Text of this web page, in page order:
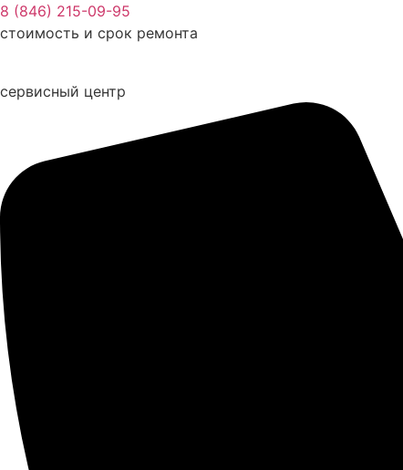
Перейти
к
8 (846) 215-09-95
стоимость и срок ремонта
сервисный центр